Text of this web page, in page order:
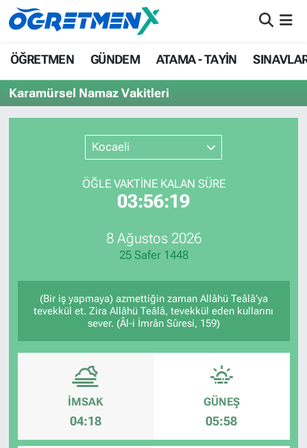
ÖĞRETMEN GÜNDEM ATAMA - TAYİN
Karamürsel Namaz Vakitleri
Kocaeli
ÖĞLE VAKTİNE KALAN SÜRE
03:56:19
8 Ağustos 2026
25 Safer 1448
(Bir iş yapmaya) azmettiğin zaman Allâhü Teâlâ’ya
tevekkül et. Zira Allâhü Teâlâ, tevekkül eden kullarını
sever. (Âl-i İmrân Sûresi, 159)
İMSAK
04:18
GÜNEŞ
05:58
ÖĞRETMEN
GÜNDEM
ATAMA - TAYİN
SINAVLAR
HAYATIN İÇİNDEN
İstanbul Nöbetçi Eczaneler
İstanbul Hava Durumu
İstanbul Namaz Vakitleri
İstanbul Trafik Yoğunluk Haritası
Süper Lig Puan Durumu ve Fikstür
Son Dakika Haberleri
Haber Arşivi